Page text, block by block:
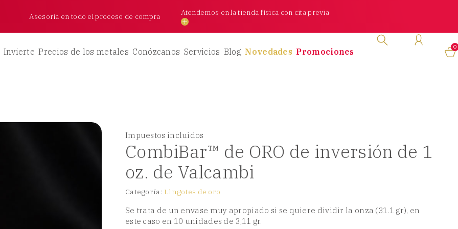
Asesoría en todo el proceso de compra Atendemos en la tienda física con cita previa
Invierte Precios de los metales Conózcanos Servicios Blog Novedades Promociones 0
CombiBar™ de ORO de inversión de 1
oz. de Valcambi
Impuestos incluidos
Se trata de un envase muy apropiado si se quiere dividir la onza (31.1 gr), en
este caso en 10 unidades de 3,11 gr.
Categoría: Lingotes de oro